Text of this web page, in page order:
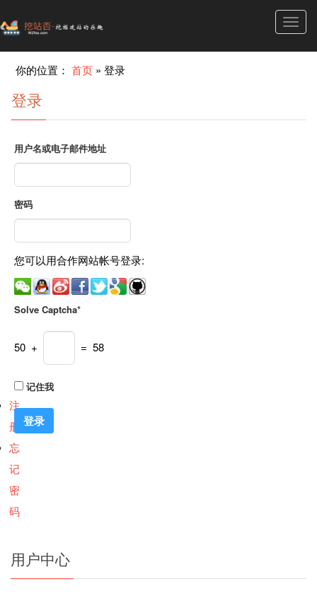
你的位置：首页 »登录
登录
用户名或电子邮件地址
密码
您可以用合作网站帐号登录:
Solve Captcha*
50 + = 58
记住我
注
册
忘
记
密
码
用户中心